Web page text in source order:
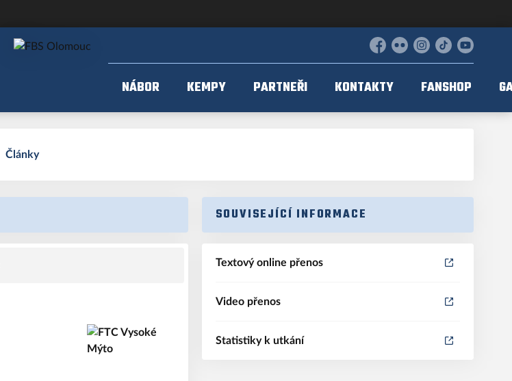
Facebook
Flickr Instagram
TikTokYouTube
NÁBOR KEMPY PARTNEŘI KONTAKTY FANSHOP
Články
SOUVISEJÍCÍ INFORMACE
Textový online přenos
Video přenos
Statistiky k utkání